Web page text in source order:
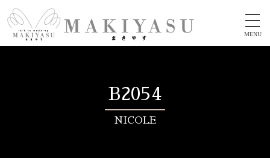
MENU
B2054
NICOLE